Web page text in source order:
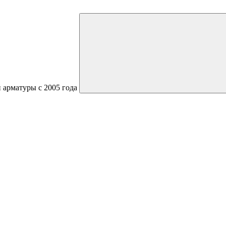
с 2005 года